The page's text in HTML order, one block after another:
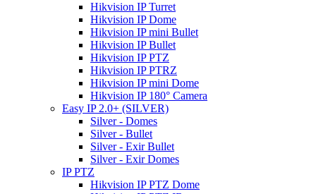
Hikvision IP Turret
Hikvision IP Dome
Hikvision IP mini Bullet
Hikvision IP Bullet
Hikvision IP PTZ
Hikvision IP PTRZ
Hikvision IP mini Dome
Hikvision IP 180° Camera
Easy IP 2.0+ (SILVER)
Silver - Domes
Silver - Bullet
Silver - Exir Bullet
Silver - Exir Domes
IP PTZ
Hikvision IP PTZ Dome